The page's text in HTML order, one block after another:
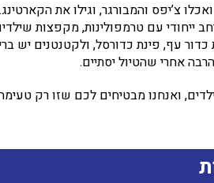
צ’יפס והמבורגר, וגילו את
ייחודי עם טרמפולינות, מקפצות
עף, פינת כדורסל, ולקטנטנים יש
אחרי שהטיול יסתיים.
ואנחנו מבטיחים לכם שזו רק